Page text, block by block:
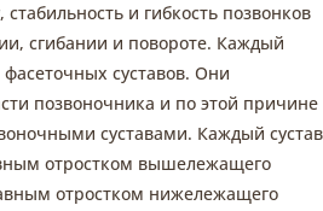
и гибкость позвонков
сгибании и повороте. Каждый
суставов. Они
позвоночника и по этой причине
суставами. Каждый сустав
отростком вышележащего
отростком нижележащего